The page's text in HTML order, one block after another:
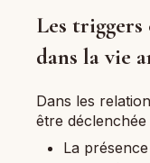
Les triggers
dans la vie
Dans les
être
La